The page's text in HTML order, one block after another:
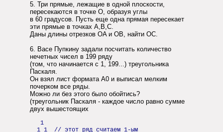
5. Три прямые, лежащие в одной плоскости,
пересекаются в точке О, образуя углы
в 60 градусов. Пусть еще одна прямая пересекает
эти прямые в точках A,B,C.
Даны длины отрезков OA и OB, найти OC.
6. Васе Пупкину задали посчитать количество
нечетных чисел в 199 ряду
(том, что начинается с 1, 199...) треугольника
Паскаля.
Он взял лист формата А0 и выписал мелким
почерком все ряды.
Можно ли без этого было обойтись?
(треугольник Паскаля - каждое число равно сумме
двух вышестоящих
1
1 1 // этот ряд считаем 1-ым